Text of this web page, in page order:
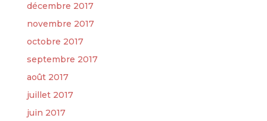
décembre 2017
novembre 2017
octobre 2017
septembre 2017
août 2017
juillet 2017
juin 2017